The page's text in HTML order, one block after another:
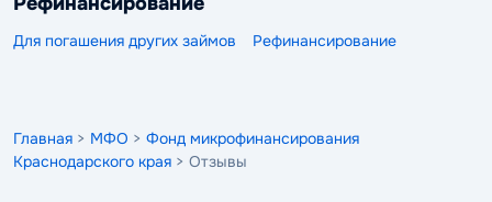
Для погашения других займов Рефинансирование
Главная > МФО > Фонд микрофинансирования
Краснодарского края > Отзывы